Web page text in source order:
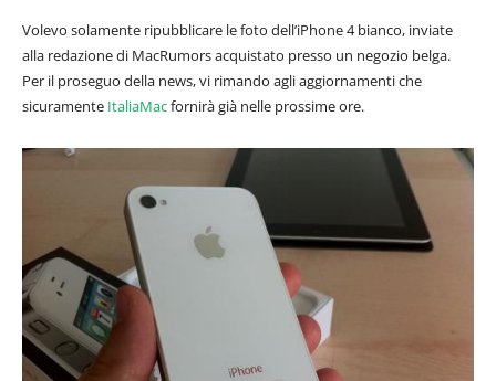
Volevo solamente ripubblicare le foto dell’iPhone 4 bianco, inviate
alla redazione di MacRumors acquistato presso un negozio belga.
Per il proseguo della news, vi rimando agli aggiornamenti che
sicuramente ItaliaMacfornirà già nelle prossime ore.